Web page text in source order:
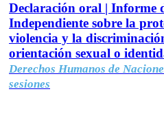
Declaración oral | Informe
Independiente sobre la
violencia y la
orientación sexual o
Derechos Humanos de
sesiones